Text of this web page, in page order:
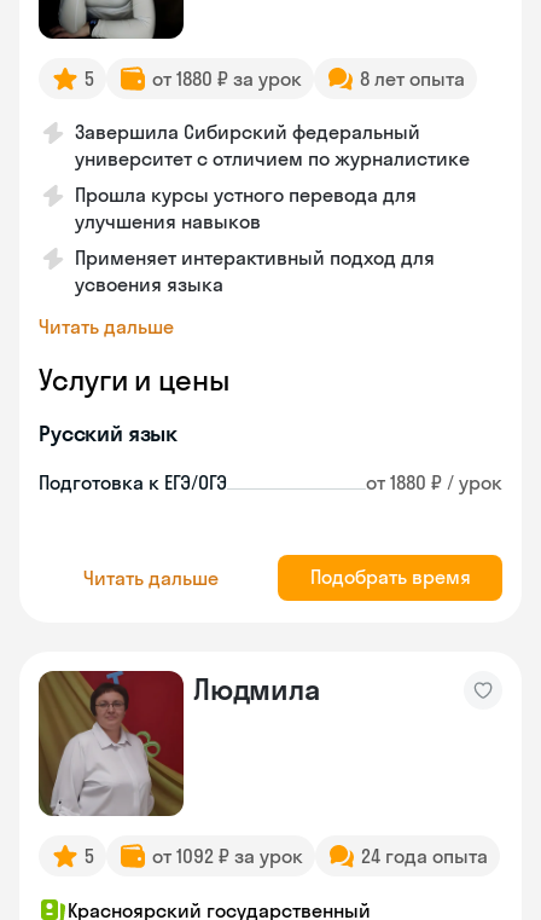
5 от 1880 ₽ за урок 8 лет опыта
Завершила Сибирский федеральный
университет с отличием по журналистике
Прошла курсы устного перевода для
улучшения навыков
Применяет интерактивный подход для
усвоения языка
Читать дальше
Услуги и цены
Русский язык
Подготовка к ЕГЭ/ОГЭ от 1880 ₽ / урок
Читать дальше Подобрать время
Людмила
5 от 1092 ₽ за урок 24 года опыта
Красноярский государственный